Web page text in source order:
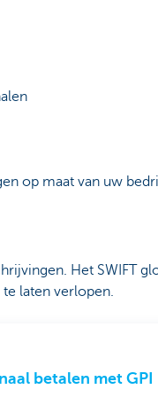
op maat van uw
Het SWIFT
laten verlopen.
betalen met GPI